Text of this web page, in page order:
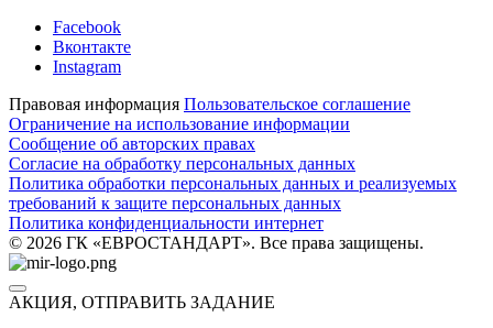
Facebook
Вконтакте
Instagram
Правовая информация Пользовательское соглашение
Ограничение на использование информации
Сообщение об авторских правах
Согласие на обработку персональных данных
Политика обработки персональных данных и реализуемых
требований к защите персональных данных
Политика конфиденциальности интернет
© 2026 ГК «ЕВРОСТАНДАРТ». Все права защищены.
АКЦИЯ, ОТПРАВИТЬ ЗАДАНИЕ